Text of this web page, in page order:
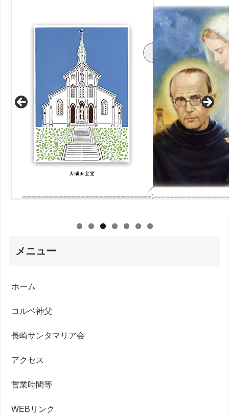
メニュー
ホーム
コルベ神父
長崎サンタマリア会
アクセス
営業時間等
WEBリンク